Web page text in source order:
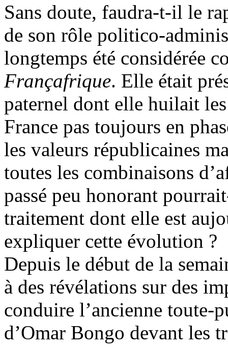
Sans doute, faudra-t-il le
de son rôle politico-
longtemps été considérée
Françafrique. Elle était
paternel dont elle huilait
France pas toujours en
les valeurs républicaines
toutes les combinaisons
passé peu honorant
traitement dont elle est
expliquer cette évolution ?
Depuis le début de la
à des révélations sur des
conduire l’ancienne toute-
d’Omar Bongo devant les